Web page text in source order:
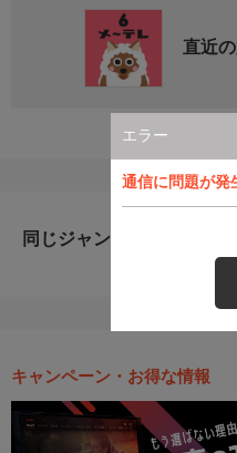
エラー
通信に問題が発
直近
同じジャンルのおすすめ番
キャンペーン・お得な情報